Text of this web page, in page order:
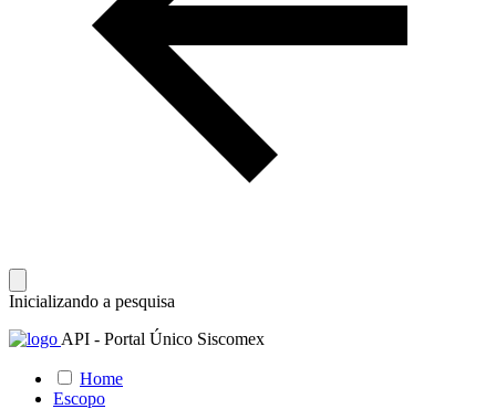
Inicializando a pesquisa
API - Portal Único Siscomex
Home
Escopo